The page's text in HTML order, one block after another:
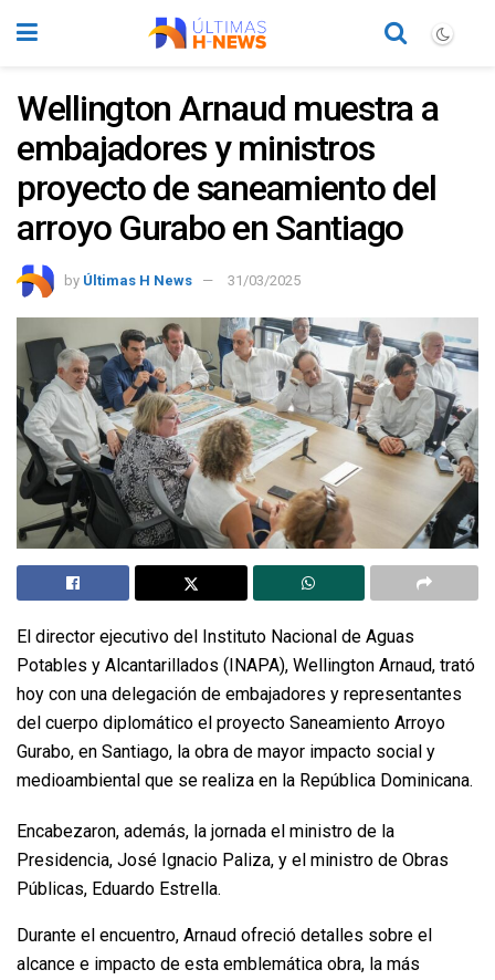
Wellington Arnaud muestra a
embajadores y ministros
proyecto de saneamiento del
arroyo Gurabo en Santiago
by Últimas H News 31/03/2025
El director ejecutivo del Instituto Nacional de Aguas
Potables y Alcantarillados (INAPA), Wellington Arnaud, trató
hoy con una delegación de embajadores y representantes
del cuerpo diplomático el proyecto Saneamiento Arroyo
Gurabo, en Santiago, la obra de mayor impacto social y
medioambiental que se realiza en la República Dominicana.
Encabezaron, además, la jornada el ministro de la
Presidencia, José Ignacio Paliza, y el ministro de Obras
Públicas, Eduardo Estrella.
Durante el encuentro, Arnaud ofreció detalles sobre el
alcance e impacto de esta emblemática obra, la más